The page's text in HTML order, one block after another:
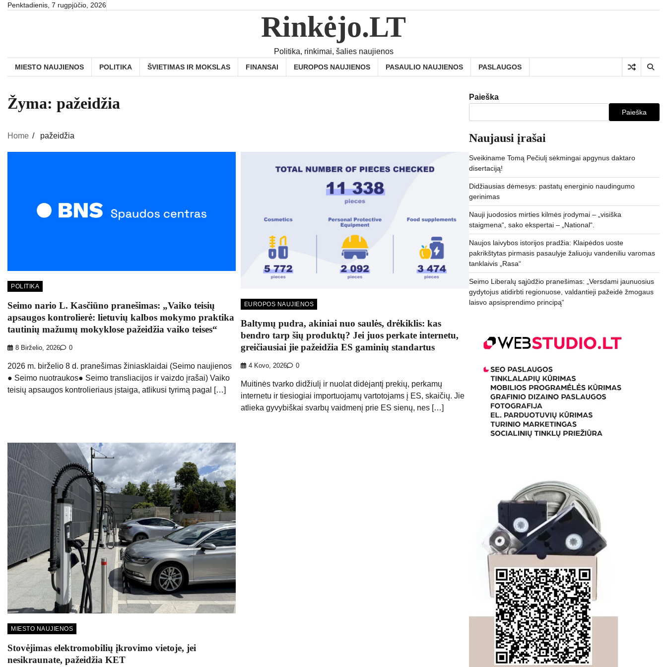
SkipPenktadienis, 7 rugpjūčio, 2026
Rinkėjo.LT
Politika, rinkimai, šalies naujienos
MIESTO NAUJIENOS POLITIKA ŠVIETIMAS IR MOKSLAS FINANSAI EUROPOS NAUJIENOS PASAULIO NAUJIENOS PASLAUGOS
Žyma: pažeidžia
Home pažeidžia
POLITIKA
Seimo nario L. Kasčiūno pranešimas: „Vaiko teisių
apsaugos kontrolierė: lietuvių kalbos mokymo praktika
tautinių mažumų mokyklose pažeidžia vaiko teises“
8 Birželio, 2026 0
2026 m. birželio 8 d. pranešimas žiniasklaidai (Seimo naujienos
● Seimo nuotraukos● Seimo transliacijos ir vaizdo įrašai) Vaiko
teisių apsaugos kontrolieriaus įstaiga, atlikusi tyrimą pagal […]
EUROPOS NAUJIENOS
Baltymų pudra, akiniai nuo saulės, drėkiklis: kas
bendro tarp šių produktų? Jei juos perkate internetu,
greičiausiai jie pažeidžia ES gaminių standartus
4 Kovo, 2026 0
Muitinės tvarko didžiulį ir nuolat didėjantį prekių, perkamų
internetu ir tiesiogiai importuojamų vartotojams į ES, skaičių. Jie
atlieka gyvybiškai svarbų vaidmenį prie ES sienų, nes […]
MIESTO NAUJIENOS
Stovėjimas elektromobilių įkrovimo vietoje, jei
nesikraunate, pažeidžia KET
Paieška
Paieška
Naujausi įrašai
Sveikiname Tomą Pečiulį sėkmingai apgynus daktaro
disertaciją!
Didžiausias dėmesys: pastatų energinio naudingumo
gerinimas
Nauji juodosios mirties kilmės įrodymai – „visiška
staigmena“, sako ekspertai – „National“.
Naujos laivybos istorijos pradžia: Klaipėdos uoste
pakrikštytas pirmasis pasaulyje žaliuoju vandeniliu varomas
tanklaivis „Rasa“
Seimo Liberalų sąjūdžio pranešimas: „Versdami jaunuosius
gydytojus atidirbti regionuose, valdantieji pažeidė žmogaus
laisvo apsisprendimo principą“